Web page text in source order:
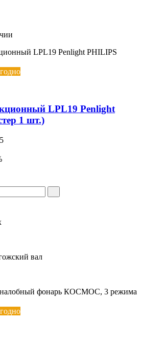
LPL19 Penlight
1 шт.)
вал